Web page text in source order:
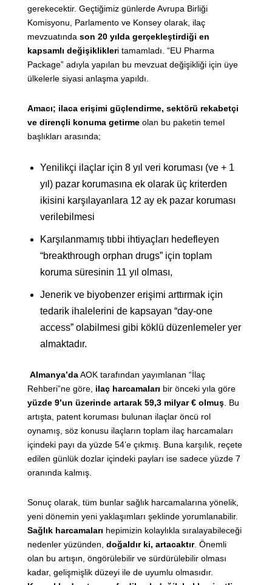
gerekecektir. Geçtiğimiz günlerde Avrupa Birliği
Komisyonu, Parlamento ve Konsey olarak, ilaç
mevzuatında son 20 yılda gerçekleştirdiği en
kapsamlı değişiklikleri tamamladı. “EU Pharma
Package” adıyla yapılan bu mevzuat değişikliği için üye
ülkelerle siyasi anlaşma yapıldı.
Amacı; ilaca erişimi güçlendirme, sektörü rekabetçi
ve dirençli konuma getirme olan bu paketin temel
başlıkları arasında;
Yenilikçi ilaçlar için 8 yıl veri koruması (ve + 1
yıl) pazar korumasına ek olarak üç kriterden
ikisini karşılayanlara 12 ay ek pazar koruması
verilebilmesi
Karşılanmamış tıbbi ihtiyaçları hedefleyen
“breakthrough orphan drugs” için toplam
koruma süresinin 11 yıl olması,
Jenerik ve biyobenzer erişimi arttırmak için
tedarik ihalelerini de kapsayan “day-one
access” olabilmesi gibi köklü düzenlemeler yer
almaktadır.
Almanya’daAOK tarafından yayımlanan “İlaç
Rehberi”ne göre, ilaç harcamaları bir önceki yıla göre
yüzde 9’un üzerinde artarak 59,3 milyar € olmuş . Bu
artışta, patent koruması bulunan ilaçlar öncü rol
oynamış, söz konusu ilaçların toplam ilaç harcamaları
içindeki payı da yüzde 54’e çıkmış. Buna karşılık, reçete
edilen günlük dozlar içindeki payları ise sadece yüzde 7
oranında kalmış.
Sonuç olarak, tüm bunlar sağlık harcamalarına yönelik,
yeni dönemin yeni yaklaşımları şeklinde yorumlanabilir.
Sağlık harcamaları hepimizin kolaylıkla sıralayabileceği
nedenler yüzünden, doğaldır ki, artacaktır. Önemli
olan bu artışın, öngörülebilir ve sürdürülebilir olması
kadar, gelişmişlik düzeyi ile de uyumlu olmasıdır.